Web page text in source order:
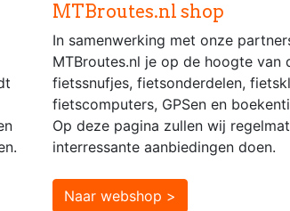
MTBroutes.nl shop
In samenwerking met onze
MTBroutes.nl je op de hoogte van
fietssnufjes, fietsonderdelen,
fietscomputers, GPSen en
Op deze pagina zullen wij
interressante aanbiedingen doen.
Naar webshop >